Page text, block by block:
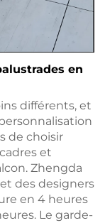
en
différents, et
de choisir
et
Zhengda
des designers
en 4 heures
Le garde-